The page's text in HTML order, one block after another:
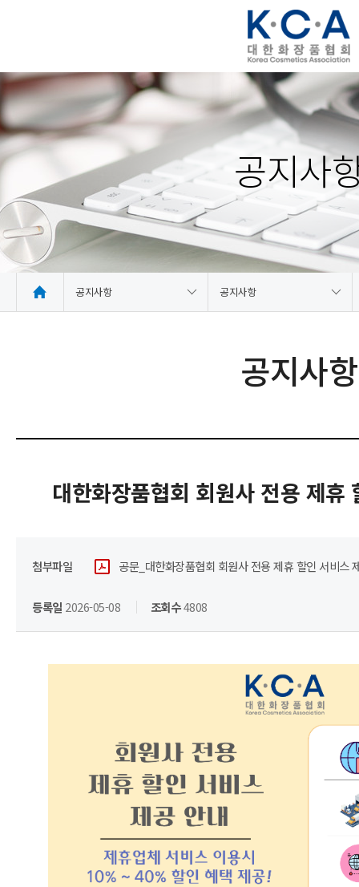
공지사
공지사항 공지사항
공지사항
대한화장품협회 회원사 전용 제휴
첨부파일 공문_대한화장품협회 회원사 전용 제휴 할인 서비스
등록일 2026-05-08 조회수4808